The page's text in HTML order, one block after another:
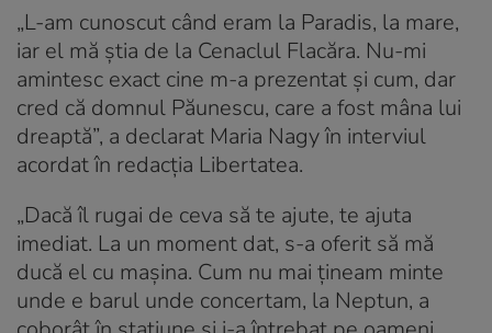
„L-am cunoscut când eram la Paradis, la mare,
iar el mă știa de la Cenaclul Flacăra. Nu-mi
amintesc exact cine m-a prezentat și cum, dar
cred că domnul Păunescu, care a fost mâna lui
dreaptă”, a declarat Maria Nagy în interviul
acordat în redacția Libertatea.
„Dacă îl rugai de ceva să te ajute, te ajuta
imediat. La un moment dat, s-a oferit să mă
ducă el cu mașina. Cum nu mai țineam minte
unde e barul unde concertam, la Neptun, a